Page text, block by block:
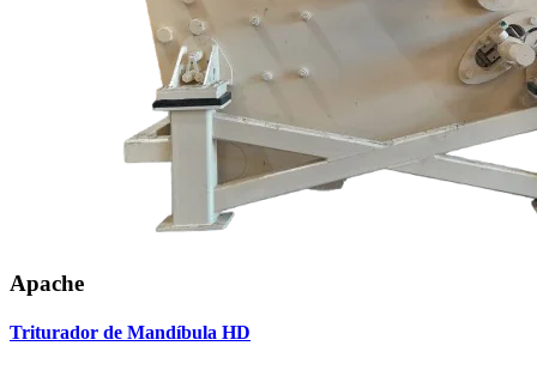
Apache
Triturador de Mandíbula HD